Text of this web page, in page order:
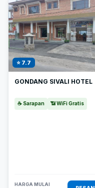
⭐ 7.7
GONDANG SIVALI HOTEL
☕ Sarapan 📶 WiFi Gratis
HARGA MULAI